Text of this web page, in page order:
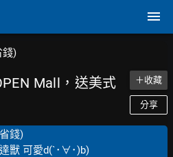
錢)
Mall，送美式 ＋收藏
分享
錢)
獸 可愛d(`･∀･)b)